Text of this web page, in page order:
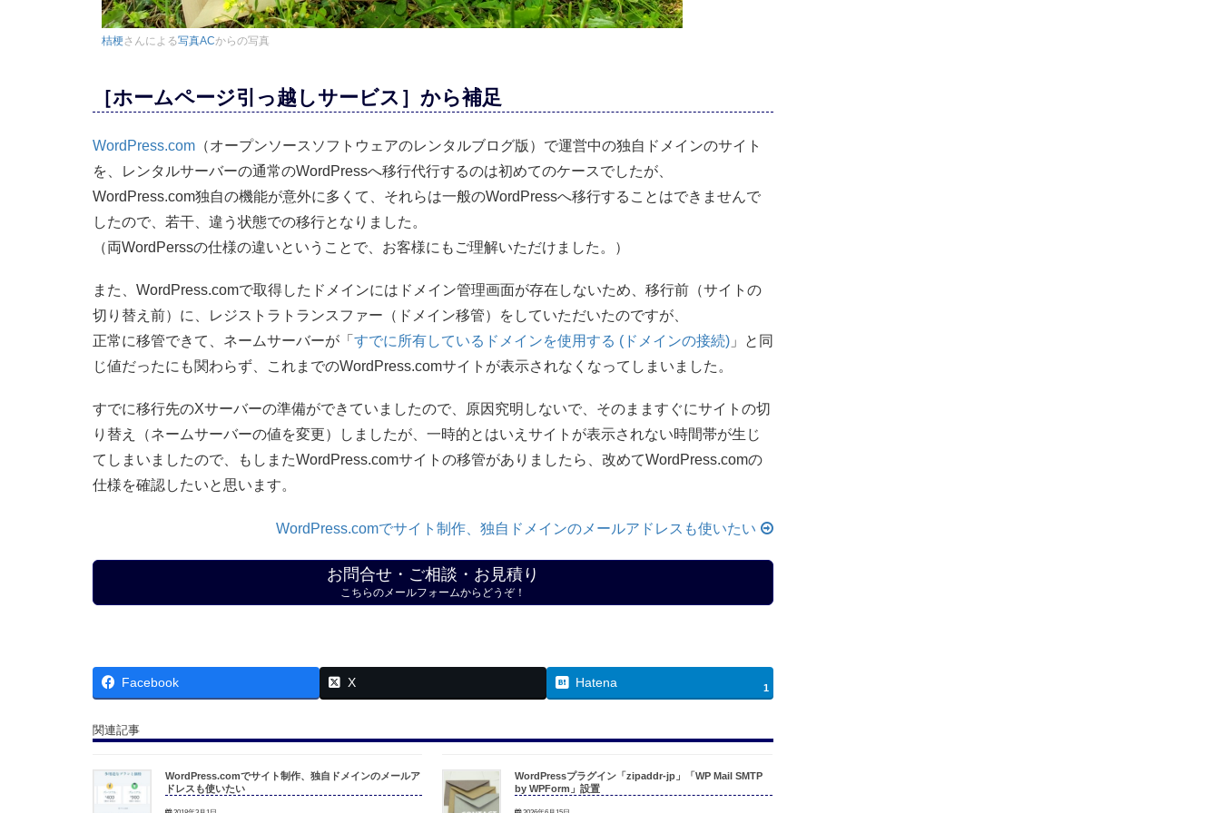
桔梗さんによる写真ACからの写真
［ホームページ引っ越しサービス］から補足
WordPress.com （オープンソースソフトウェアのレンタルブログ版）で運営中の独自ドメインのサイト
を、レンタルサーバーの通常のWordPressへ移行代行するのは初めてのケースでしたが、
WordPress.com独自の機能が意外に多くて、それらは一般のWordPressへ移行することはできませんで
したので、若干、違う状態での移行となりました。
（両WordPerssの仕様の違いということで、お客様にもご理解いただけました。）
また、WordPress.comで取得したドメインにはドメイン管理画面が存在しないため、移行前（サイトの
切り替え前）に、レジストラトランスファー（ドメイン移管）をしていただいたのですが、
正常に移管できて、ネームサーバーが「 すでに所有しているドメインを使用する (ドメインの接続) 」と同
じ値だったにも関わらず、これまでのWordPress.comサイトが表示されなくなってしまいました。
すでに移行先のXサーバーの準備ができていましたので、原因究明しないで、そのまますぐにサイトの切
り替え（ネームサーバーの値を変更）しましたが、一時的とはいえサイトが表示されない時間帯が生じ
てしまいましたので、もしまたWordPress.comサイトの移管がありましたら、改めてWordPress.comの
仕様を確認したいと思います。
WordPress.comでサイト制作、独自ドメインのメールアドレスも使いたい
お問合せ・ご相談・お見積り
こちらのメールフォームからどうぞ！
Facebook X Hatena 1
関連記事
WordPress.comでサイト制作、独自ドメインのメールア
ドレスも使いたい
WordPressプラグイン「zipaddr-jp」「WP Mail SMTP
by WPForm」設置